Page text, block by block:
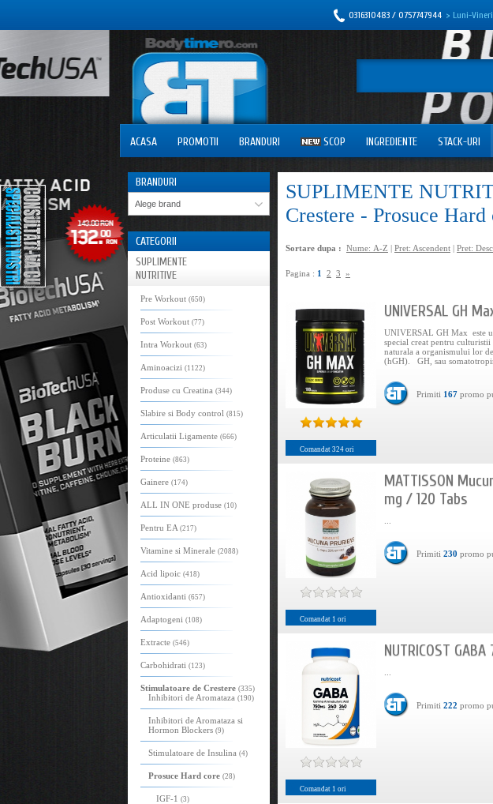
0316310483 / 0757747944 > Luni-Vineri
ACASA PROMOTII BRANDURI SCOP INGREDIENTE STACK-URI
BRANDURI
Alege brand
CATEGORII
SUPLIMENTE
NUTRITIVE
Pre Workout (650)
Post Workout (77)
Intra Workout (63)
Aminoacizi (1122)
Produse cu Creatina (344)
Slabire si Body control (815)
Articulatii Ligamente (666)
Proteine (863)
Gainere (174)
ALL IN ONE produse (10)
Pentru EA (217)
Vitamine si Minerale (2088)
Acid lipoic (418)
Antioxidanti (657)
Adaptogeni (108)
Extracte (546)
Carbohidrati (123)
Stimulatoare de Crestere (335)
Inhibitori de Aromataza (190)
Inhibitori de Aromataza si
Hormon Blockers (9)
Stimulatoare de Insulina (4)
Prosuce Hard core (28)
IGF-1 (3)
SUPLIMENTE
Crestere - Prosuce
Sortare dupa : Nume: А-Z | Pret: Ascendent | Pret:
Pagina : 1 2 3 »
Comandat 324 ori
UNIVERSAL GH
UNIVERSAL GH Max este
special creat pentru culturistii
naturala a organismului lor
(hGH). GH, sau
Primiti 167 promo
Comandat 1 ori
MATTISSON
mg / 120 Tabs
Primiti 230 promo
Comandat 1 ori
NUTRICOST
Primiti 222 promo